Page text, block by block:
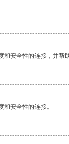
安全性的连接，并帮
安全性的连接。